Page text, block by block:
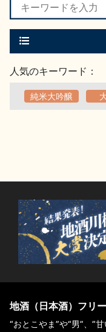
人気のキーワード：
純米大吟醸
地酒（日本酒）フリ
“おとこやま”や“男”、”